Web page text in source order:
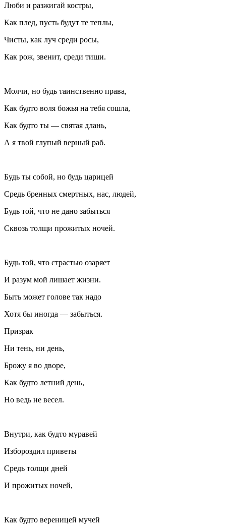
Люби и разжигай костры,
Как плед, пусть будут те теплы,
Чисты, как луч среди росы,
Как рож, звенит, среди тиши.
Молчи, но будь таинственно права,
Как будто воля божья на тебя сошла,
Как будто ты — святая длань,
А я твой глупый верный раб.
Будь ты собой, но будь царицей
Средь бренных смертных, нас, людей,
Будь той, что не дано забыться
Сквозь толщи прожитых ночей.
Будь той, что страстью озаряет
И разум мой лишает жизни.
Быть может голове так надо
Хотя бы иногда — забыться.
Призрак
Ни тень, ни день,
Брожу я во дворе,
Как будто летний день,
Но ведь не весел.
Внутри, как будто муравей
Избороздил приветы
Средь толщи дней
И прожитых ночей,
Как будто вереницей мучей